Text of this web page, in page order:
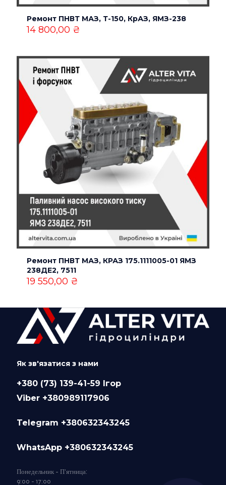
Ремонт ПНВТ МАЗ, Т-150, КрАЗ, ЯМЗ-238
14 800,00 ₴
Ремонт ПНВТ МАЗ, КРАЗ 175.1111005-01 ЯМЗ
238ДE2, 7511
19 550,00 ₴
Як зв'язатися з нами
+380 (73) 139-41-59 Ігор
Viber +380989117906
Telegram +380632343245
WhatsApp +380632343245
Понедельник - П'ятница:
9:00 - 17:00